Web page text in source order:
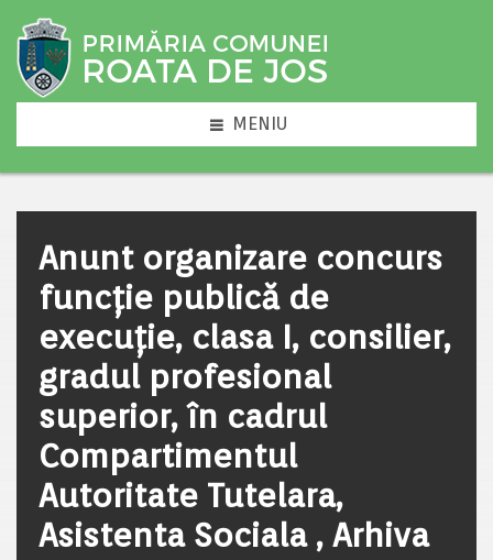
MENIU
Anunt organizare concurs
funcție publică de
execuție, clasa I, consilier,
gradul profesional
superior, în cadrul
Compartimentul
Autoritate Tutelara,
Asistenta Sociala , Arhiva